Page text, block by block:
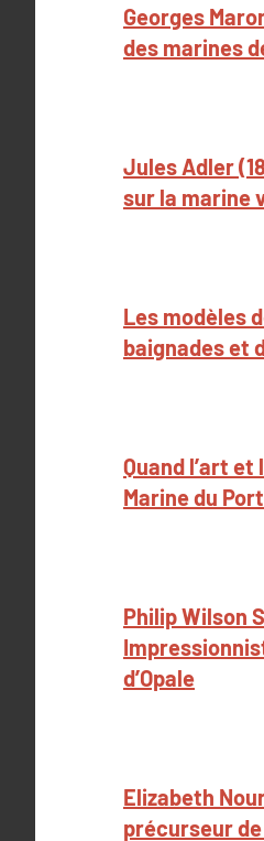
Georges
des marines
Jules Adler
sur la marine
Les modèles
baignades et
Quand l’art
Marine du
Philip Wilson
d’Opale
Elizabeth
précurseur